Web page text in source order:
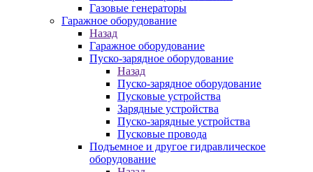
Газовые генераторы
Гаражное оборудование
Назад
Гаражное оборудование
Пуско-зарядное оборудование
Назад
Пуско-зарядное оборудование
Пусковые устройства
Зарядные устройства
Пуско-зарядные устройства
Пусковые провода
Подъемное и другое гидравлическое
оборудование